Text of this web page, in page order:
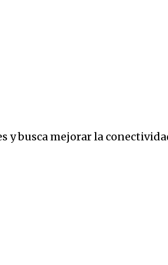
y busca mejorar la